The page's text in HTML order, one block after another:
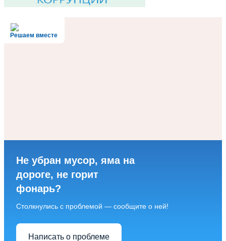
Решаем вместе
Не убран мусор, яма на
дороге, не горит
фонарь?
Столкнулись с проблемой — сообщите о ней!
Написать о проблеме